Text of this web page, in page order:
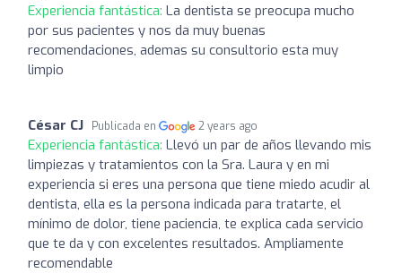
Experiencia fantástica: La dentista se preocupa mucho
por sus pacientes y nos da muy buenas
recomendaciones, ademas su consultorio esta muy
limpio
César CJ Publicada en 2 years ago
Experiencia fantástica: Llevó un par de años llevando mis
limpiezas y tratamientos con la Sra. Laura y en mi
experiencia si eres una persona que tiene miedo acudir al
dentista, ella es la persona indicada para tratarte, el
mínimo de dolor, tiene paciencia, te explica cada servicio
que te da y con excelentes resultados. Ampliamente
recomendable